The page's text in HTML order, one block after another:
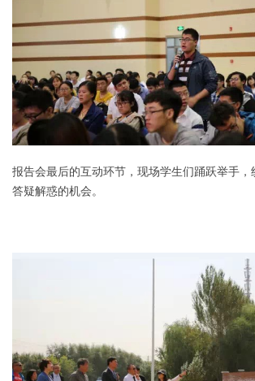
报告会最后的互动环节，现场学生们踊跃举手，
答疑解惑的机会。